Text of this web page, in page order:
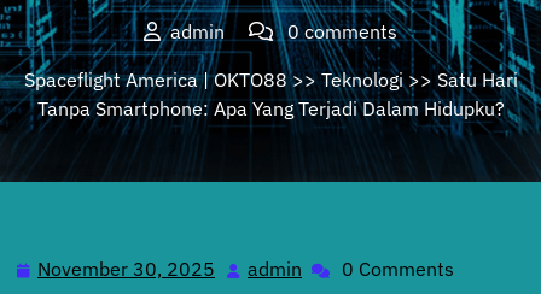
admin
0 comments
Spaceflight America | OKTO88>>Teknologi>> Satu Hari
Tanpa Smartphone: Apa Yang Terjadi Dalam Hidupku?
November 30, 2025 November
admin admin0 Comments